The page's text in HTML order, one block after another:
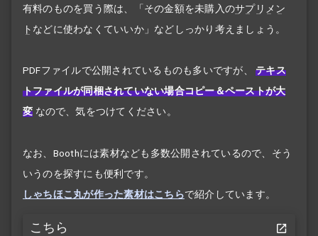
有料のものを買う際は、「その金額を未購入のサプリメン
ト などに使わなくていいか」などしっかり考えましょう。
PDFファイルで公開されているものも多いですが、
テキス
トファイルが同梱されていない場合コピー＆ペーストが大
変 なので、気をつけてください。
なお、Boothには素材なども多数公開されているので、そう
いうのを探すにも便利です。
しゃちほこ丸が作った素材はこちらで紹介しています。
こちら